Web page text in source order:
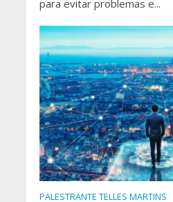
para evitar problemas e...
PALESTRANTE TELLES MARTINS